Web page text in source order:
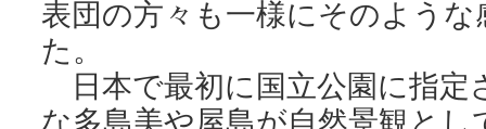
表団の方々も一様にそのよう
た。
日本で最初に国立公園に指定
な多島美や屋島が自然景観と